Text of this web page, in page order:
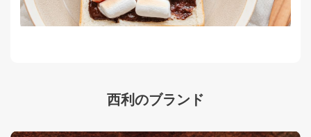
西利のブランド